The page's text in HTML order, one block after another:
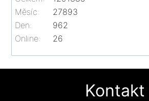
Online: 26
Měsíc:
27893
Den:
962
Kontakt